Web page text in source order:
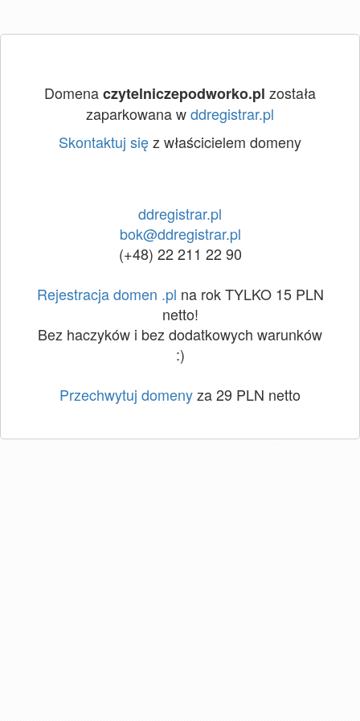
Domenaczytelniczepodworko.pl została
zaparkowana wddregistrar.pl
Skontaktuj sięz właścicielem domeny
ddregistrar.pl
bok@ddregistrar.pl
(+48) 22 211 22 90
Rejestracja domen .pl na rok TYLKO 15 PLN
netto!
Bez haczyków i bez dodatkowych warunków
:)
Przechwytuj domenyza 29 PLN netto